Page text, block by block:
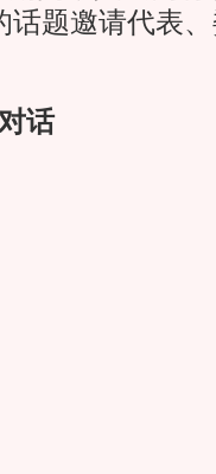
话题邀请代表
话